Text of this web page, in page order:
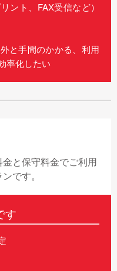
ント、FAX受信など）
と手間のかかる、利用
率化したい
と保守料金でご利用
です。
す